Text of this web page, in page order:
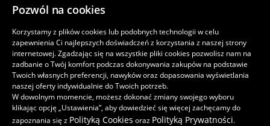
Pozwól na cookies
Korzystamy z plików cookies lub podobnych technologii w celu
zapewnienia Ci najlepszych doświadczeń z korzystania z naszej strony
internetowej. Zgadzając się na wszystkie pliki cookies pozwolisz nam na
zadbanie o Twój komfort podczas dokonywania zakupów na podstawie
Twoich własnych preferencji, nawyków oraz dopasowania wyświetlania
naszej oferty indywidualnie do Twoich potrzeb.
W dowolnym momencie, możesz dokonać zmiany swojego wyboru
klikając opcję „Ustawienia”, aby dowiedzieć się więcej zachęcamy do
zapoznania się z Polityką Cookies oraz Polityką Prywatności.
Yachting Club